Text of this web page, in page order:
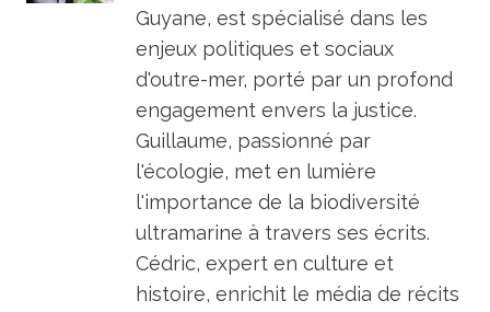
Guyane, est spécialisé dans les
enjeux politiques et sociaux
d'outre-mer, porté par un profond
engagement envers la justice.
Guillaume, passionné par
l'écologie, met en lumière
l'importance de la biodiversité
ultramarine à travers ses écrits.
Cédric, expert en culture et
histoire, enrichit le média de récits